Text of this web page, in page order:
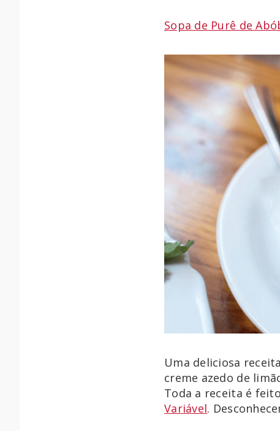
Sopa de Purê de
Uma deliciosa
creme azedo de
Toda a receita é
Variável.